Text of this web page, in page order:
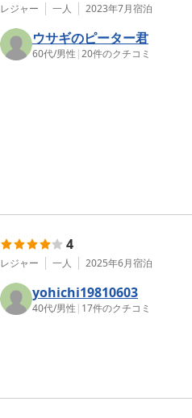
レジャー 一人 2023年7月宿泊
ウサギのピーター君
60代/男性 |20件のクチコミ
4
レジャー 一人 2025年6月宿泊
yohichi19810603
40代/男性 | 17件のクチコミ